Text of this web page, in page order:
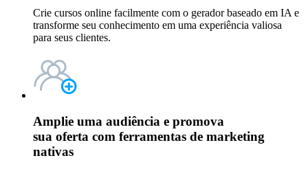
Crie cursos online facilmente com o gerador baseado em IA e
transforme seu conhecimento em uma experiência valiosa
para seus clientes.
Amplie uma audiência e promova
sua oferta com ferramentas de marketing
nativas